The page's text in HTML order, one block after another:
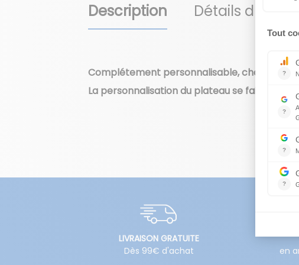
Description Détails du
Complétement personnalisable, choisissez
La personnalisation du plateau se fait par
LIVRAISON GRATUITE
Dès 99€ d'achat
en